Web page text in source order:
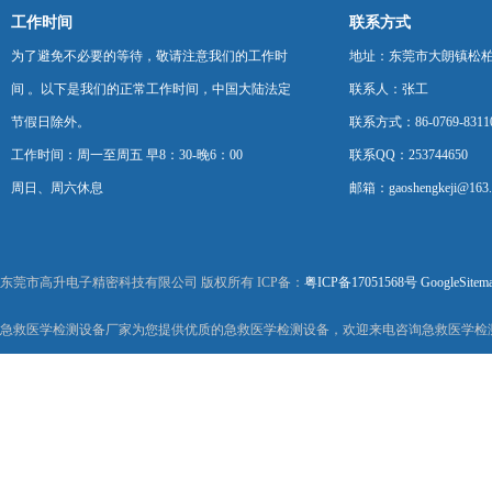
工作时间
为了避免不必要的等待，敬请注意我们的工作时
间 。以下是我们的正常工作时间，中国大陆法定
节假日除外。
工作时间：周一至周五 早8：30-晚6：00
周日、周六休息
联系方式
地址：东莞市大朗镇松
联系人：张工
联系方式：86-0769-
联系QQ：253744650
邮箱：
东莞市高升电子精密科技有限公司 版权所有 ICP备： 粤ICP备17051568号
急救医学检测设备厂家为您提供优质的急救医学检测设备，欢迎来电咨询急救医学检